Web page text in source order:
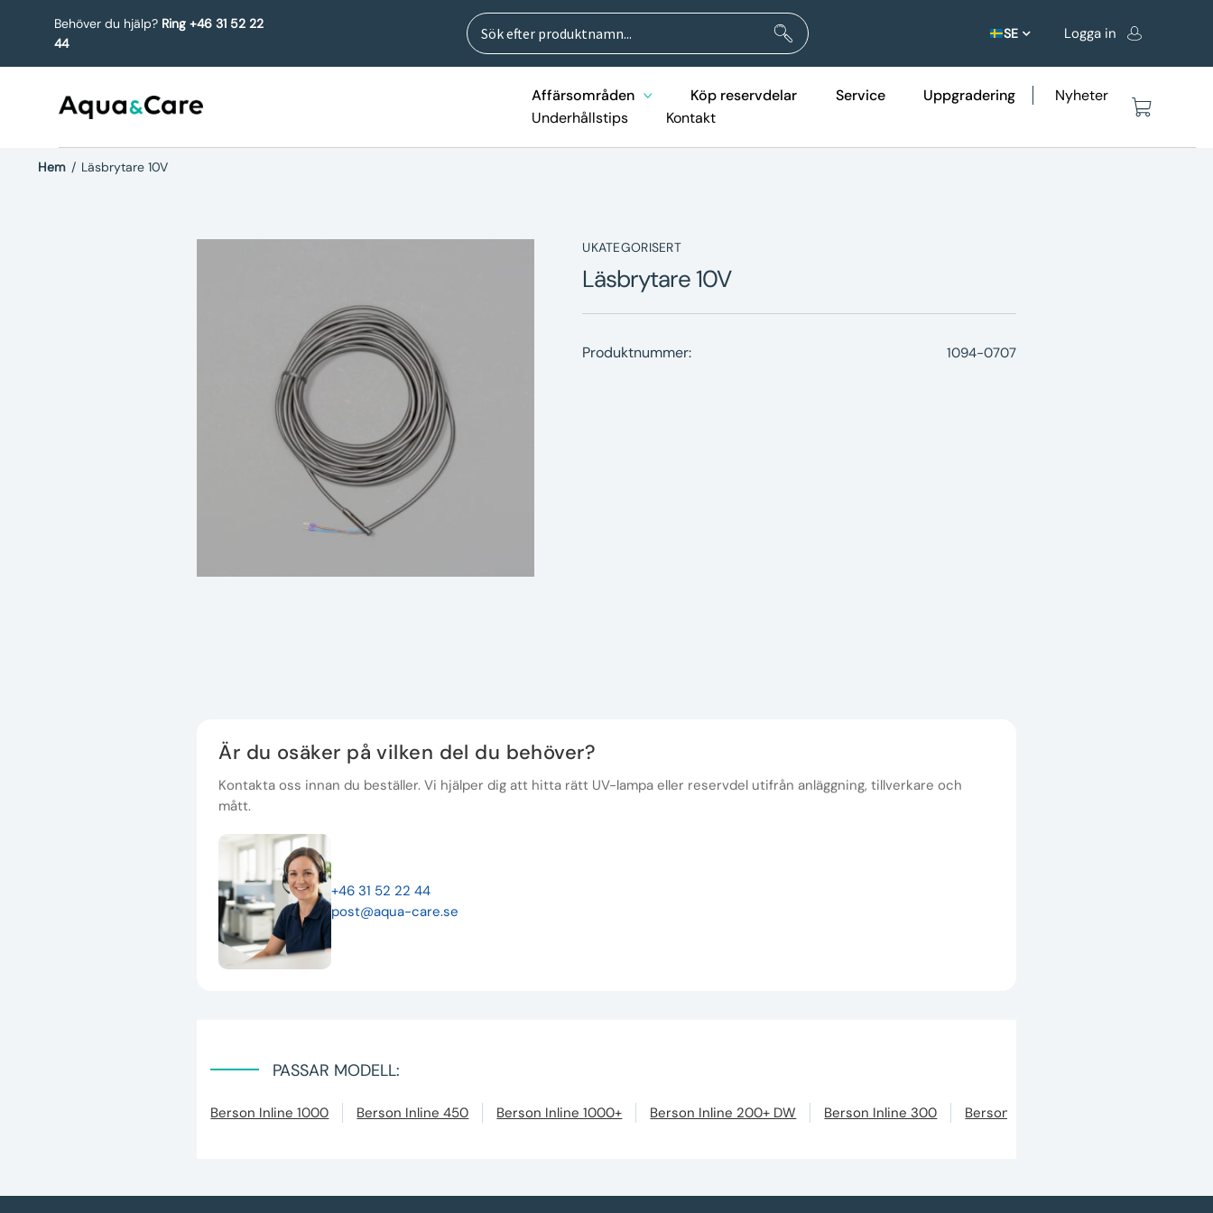
Behöver du hjälp? Ring +46 31 52 22
44
Sök
efter:
Sök
SE Logga in
Affärsområden Köp reservdelar Service Uppgradering
Nyheter
Underhållstips
Kontakt
Hem / Läsbrytare 10V
UKATEGORISERT
Läsbrytare 10V
Produktnummer: 1094-0707
Är du osäker på vilken del du behöver?
Kontakta oss innan du beställer. Vi hjälper dig att hitta rätt UV-lampa eller reservdel utifrån anläggning, tillverkare och
mått.
+46 31 52 22 44
post@aqua-care.se
PASSAR MODELL:
Berson Inline 1000 Berson Inline 450 Berson Inline 1000+ Berson Inline 200+ DW Berson Inline 300 Berson Inline 150